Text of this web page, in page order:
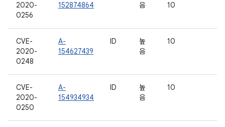
2020-
0256
152874864
음
10
CVE-
2020-
0248
A-
154627439
ID
높
음
10
CVE-
2020-
0250
A-
154934934
ID
높
음
10